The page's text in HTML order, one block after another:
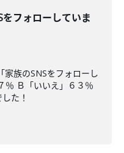
をフォローしていま
家族のSNSをフォローし
Ｂ「いいえ」６３％
た！